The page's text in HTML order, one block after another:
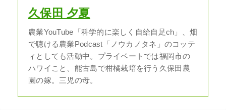
久保田 夕夏
農業YouTube「科学的に楽しく自給自足ch」、畑
で聴ける農業Podcast「ノウカノタネ」のコッテ
ィとしても活動中。プライベートでは福岡市の
ハワイこと、能古島で柑橘栽培を行う久保田農
園の嫁。三児の母。